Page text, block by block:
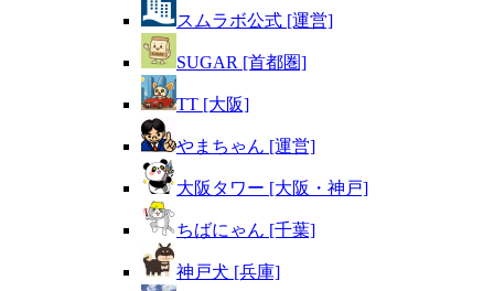
スムラボ公式 [運営]
SUGAR [首都圏]
TT [大阪]
やまちゃん [運営]
大阪タワー [大阪・神戸]
ちばにゃん [千葉]
神戸犬 [兵庫]